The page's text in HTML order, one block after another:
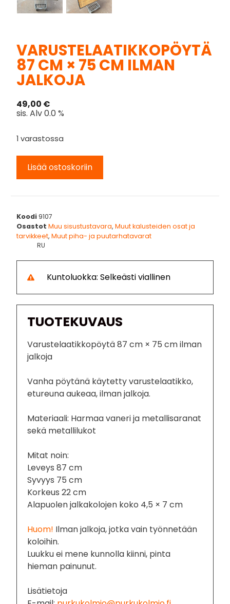
VARUSTELAATIKKOPÖYTÄ
87 CM × 75 CM ILMAN
JALKOJA
49,00 €
sis. Alv 0.0 %
1 varastossa
Lisää ostoskoriin
Koodi9107
Osastot Muu sisustustavara,Muut kalusteiden osat ja
tarvikkeet,Muut piha- ja puutarhatavarat
RU
Kuntoluokka: Selkeästi viallinen
TUOTEKUVAUS
Varustelaatikkopöytä 87 cm × 75 cm ilman
jalkoja
Vanha pöytänä käytetty varustelaatikko,
etureuna aukeaa, ilman jalkoja.
Materiaali: Harmaa vaneri ja metallisaranat
sekä metallilukot
Mitat noin:
Leveys 87 cm
Syvyys 75 cm
Korkeus 22 cm
Alapuolen jalkakolojen koko 4,5 × 7 cm
Huom! Ilman jalkoja, jotka vain työnnetään
koloihin.
Luukku ei mene kunnolla kiinni, pinta
hieman painunut.
Lisätietoja